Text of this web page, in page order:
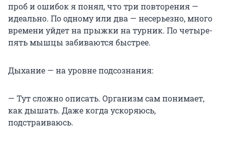
проб и ошибок я понял, что три повторения —
идеально. По одному или два — несерьезно, много
времени уйдет на прыжки на турник. По четыре-
пять мышцы забиваются быстрее.
Дыхание — на уровне подсознания:
— Тут сложно описать. Организм сам понимает,
как дышать. Даже когда ускоряюсь,
подстраиваюсь.